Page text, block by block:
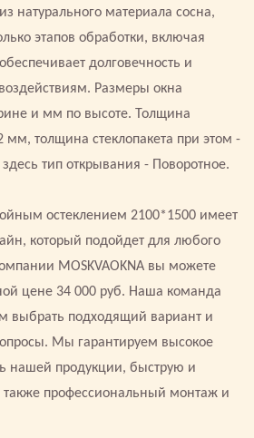
натурального материала сосна,
этапов обработки, включая
долговечность и
Размеры окна
и мм по высоте. Толщина
мм, толщина стеклопакета при этом -
тип открывания - Поворотное.
остеклением 2100*1500 имеет
который подойдет для любого
MOSKVAOKNA вы можете
цене 34 000 руб. Наша команда
выбрать подходящий вариант и
Мы гарантируем высокое
нашей продукции, быструю и
также профессиональный монтаж и